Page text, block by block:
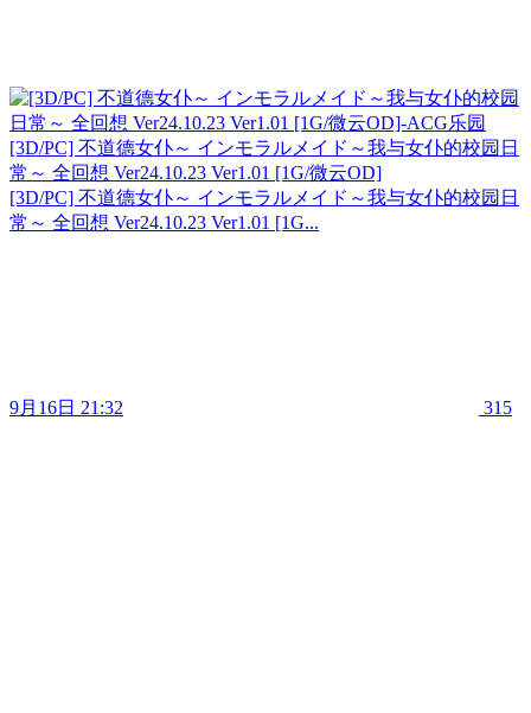
[3D/PC] 不道德女仆～ インモラルメイド～我与女仆的校园日
常～ 全回想 Ver24.10.23 Ver1.01 [1G/微云OD]
[3D/PC] 不道德女仆～ インモラルメイド～我与女仆的校园日
常～ 全回想 Ver24.10.23 Ver1.01 [1G...
9月16日 21:32 315